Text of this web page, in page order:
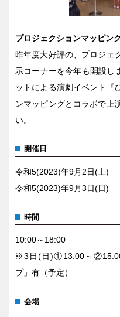
プロジェクションマッピン
昨年度大好評の、プロジェ
示コーナーを今年も開設し
ットによる演劇イベント『
ンマッピングとコラボで上
い。
開催日
令和5(2023)年9月2日(土)
令和5(2023)年9月3日(日)
時間
10:00～18:00
※3日(日)①13:00～
プ」有（予定）
会場